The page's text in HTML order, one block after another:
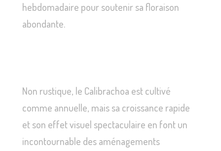
hebdomadaire pour soutenir sa floraison
abondante.
Non rustique, le Calibrachoa est cultivé
comme annuelle, mais sa croissance rapide
et son effet visuel spectaculaire en font un
incontournable des aménagements